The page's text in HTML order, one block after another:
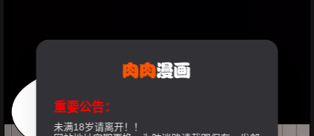
重要公告：
未满18岁请离开！！